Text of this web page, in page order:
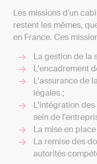
Les missions d'un
restent les mêmes,
en France. Ces
La gestion de la
L'encadrement
L'assurance de
légales ;
L'intégration
sein de
La mise en
La remise des
autorités